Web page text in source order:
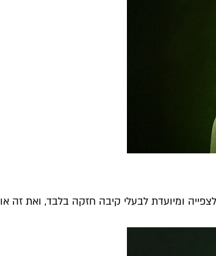
ומיועדת לבעלי קיבה חזקה בלבד, ואת זה